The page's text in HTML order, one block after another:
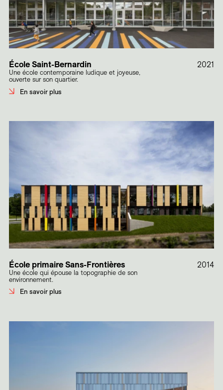
École Saint-Bernardin
Une école contemporaine ludique et joyeuse,
ouverte sur son quartier.
En savoir plus
2021
École primaire Sans-Frontières
Une école qui épouse la topographie de son
environnement.
En savoir plus
2014